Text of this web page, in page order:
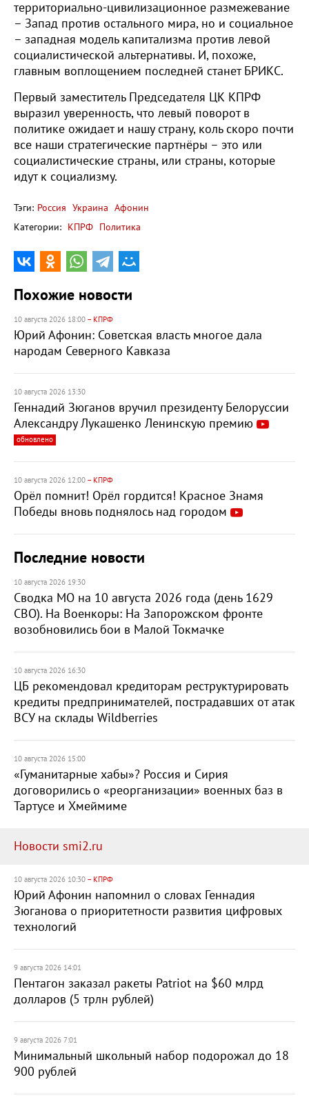
территориально-цивилизационное размежевание
– Запад против остального мира, но и социальное
– западная модель капитализма против левой
социалистической альтернативы. И, похоже,
главным воплощением последней станет БРИКС.
Первый заместитель Председателя ЦК КПРФ
выразил уверенность, что левый поворот в
политике ожидает и нашу страну, коль скоро почти
все наши стратегические партнёры – это или
социалистические страны, или страны, которые
идут к социализму.
Тэги: Россия Украина Афонин
Категории: КПРФ Политика
Похожие новости
10 августа 2026 18:00 – КПРФ
Юрий Афонин: Советская власть многое дала
народам Северного Кавказа
10 августа 2026 13:30
Геннадий Зюганов вручил президенту Белоруссии
Александру Лукашенко Ленинскую премию
обновлено
10 августа 2026 12:00 – КПРФ
Орёл помнит! Орёл гордится! Красное Знамя
Победы вновь поднялось над городом
Последние новости
10 августа 2026 19:30
Сводка МО на 10 августа 2026 года (день 1629
СВО). На Военкоры: На Запорожском фронте
возобновились бои в Малой Токмачке
10 августа 2026 16:30
ЦБ рекомендовал кредиторам реструктурировать
кредиты предпринимателей, пострадавших от атак
ВСУ на склады Wildberries
10 августа 2026 15:00
«Гуманитарные хабы»? Россия и Сирия
договорились о «реорганизации» военных баз в
Тартусе и Хмеймиме
Новости smi2.ru
10 августа 2026 10:30 – КПРФ
Юрий Афонин напомнил о словах Геннадия
Зюганова о приоритетности развития цифровых
технологий
9 августа 2026 14:01
Пентагон заказал ракеты Patriot на $60 млрд
долларов (5 трлн рублей)
9 августа 2026 7:01
Минимальный школьный набор подорожал до 18
900 рублей